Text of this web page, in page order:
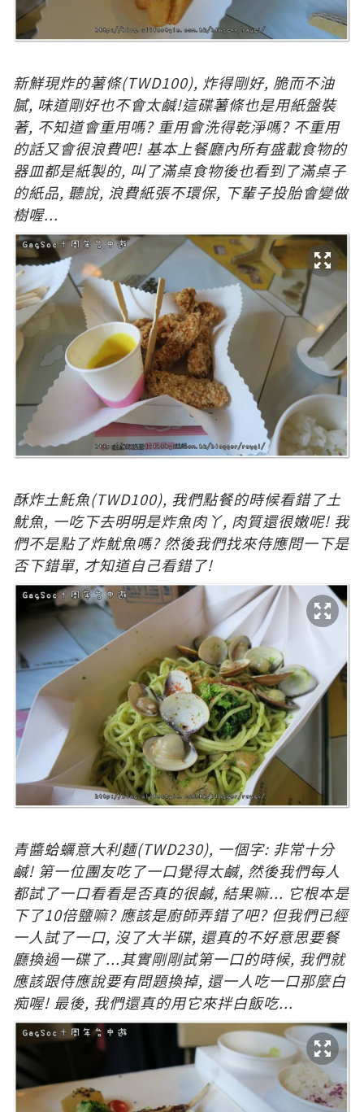
新鮮現炸的薯條(TWD100), 炸得剛好, 脆而不油
膩, 味道剛好也不會太鹹!這碟薯條也是用紙盤裝
著, 不知道會重用嗎? 重用會洗得乾淨嗎? 不重用
的話又會很浪費吧! 基本上餐廳內所有盛載食物的
器皿都是紙製的, 叫了滿桌食物後也看到了滿桌子
的紙品, 聽說, 浪費紙張不環保, 下輩子投胎會變做
樹喔...
酥炸土魠魚(TWD100), 我們點餐的時候看錯了土
魷魚, 一吃下去明明是炸魚肉丫, 肉質還很嫩呢! 我
們不是點了炸魷魚嗎? 然後我們找來侍應問一下是
否下錯單, 才知道自己看錯了!
青醬蛤蠣意大利麵(TWD230), 一個字: 非常十分
鹹! 第一位團友吃了一口覺得太鹹, 然後我們每人
都試了一口看看是否真的很鹹, 結果嘛... 它根本是
下了10倍鹽嘛? 應該是廚師弄錯了吧? 但我們已經
一人試了一口, 沒了大半碟, 還真的不好意思要餐
廳換過一碟了...其實剛剛試第一口的時候, 我們就
應該跟侍應說要有問題換掉, 還一人吃一口那麼白
痴喔! 最後, 我們還真的用它來拌白飯吃...